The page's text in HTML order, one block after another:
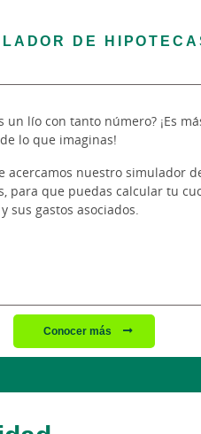
DE
un lío con tanto número? ¡Es
lo que imaginas!
acercamos nuestro simulador
para que puedas calcular tu
sus gastos asociados.
Conocer más